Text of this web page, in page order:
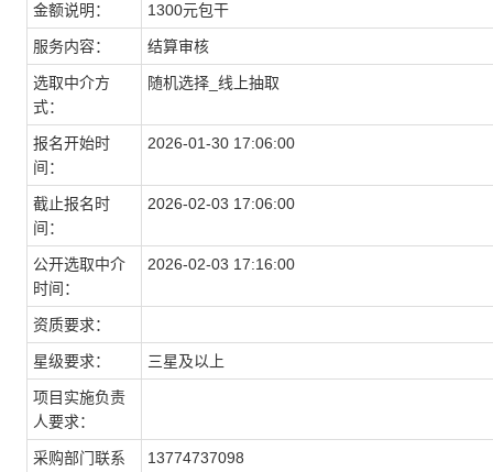
金额说明： 1300元包干
服务内容： 结算审核
选取中介方
式：
随机选择_线上抽取
报名开始时
间：
2026-01-30 17:06:00
截止报名时
间：
2026-02-03 17:06:00
公开选取中介
时间：
2026-02-03 17:16:00
资质要求：
星级要求： 三星及以上
项目实施负责
人要求：
采购部门联系
13774737098